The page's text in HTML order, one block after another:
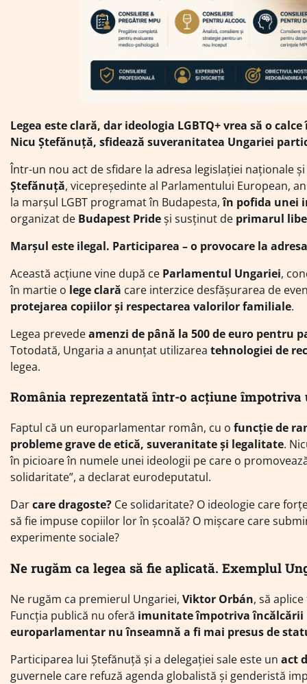
Legea este clară, dar ideologia LGBTQ+ vrea să o
Nicu Ștefănuță, sfidează suveranitatea Ungariei
Într-un nou act de sfidare la adresa legislației
Ștefănuță, vicepreședinte al Parlamentului European,
la marșul LGBT programat în Budapesta,în pofida unei
organizat de Budapest Prideși susținut de primarul
Marșul este ilegal. Participarea – o provocare la
Această acțiune vine după ce Parlamentul Ungariei,
în martie o lege clară care interzice desfășurarea de
protejarea copiilor și respectarea valorilor familiale.
Legea prevedeamenzi de până la 500 de euro pentru
Totodată, Ungaria a anunțat utilizarea tehnologiei de
legea.
România reprezentată într-o acțiune împotriva
Faptul că un europarlamentar român, cu o funcție de
probleme grave de etică, suveranitate și legalitate.
în picioare în numele unei ideologii pe care o
solidaritate”, a declarat eurodeputatul.
Darcare dragoste? Ce solidaritate? O ideologie care
să fie impuse copiilor lor în școală? O mișcare care
experimente sociale?
Ne rugăm ca legea să fie aplicată. Exemplul
Ne rugăm ca premierul Ungariei, Viktor Orbán, să
Funcția publică nu oferă imunitate împotriva încălcării
europarlamentar nu înseamnă a fi mai presus de
Participarea lui Ștefănuță și a delegației sale este un act
guvernele care refuză agenda globalistă și genderistă